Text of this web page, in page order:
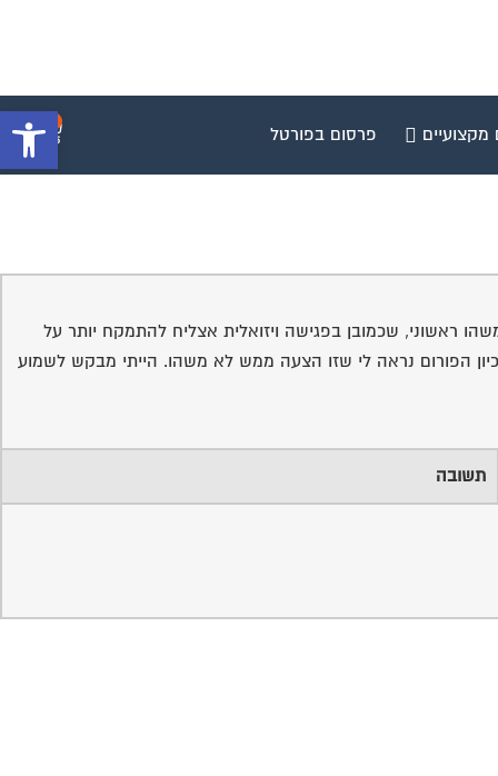
פתח מקצועיים פרסום בפורטל
ראשוני, שכמובן בפגישה ויזואלית אצליח להתמקח יותר על
על סכום של 335 אלף ש"ח. לפי ההודעות שקראתי בארכיון הפורום נראה לי שזו הצעה ממש לא משהו. הייתי מבקש לשמוע
תשובה